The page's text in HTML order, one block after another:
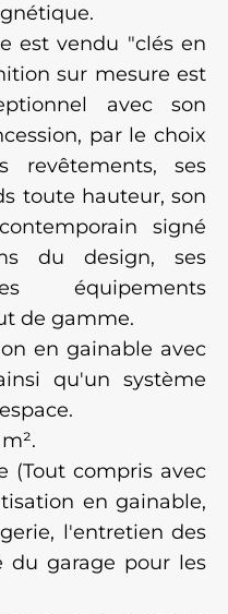
est vendu "clés en
sur mesure est
avec son
par le choix
revêtements, ses
toute hauteur, son
signé
du design, ses
équipements
de gamme.
en gainable avec
qu'un système
(Tout compris avec
en gainable,
l'entretien des
du garage pour les